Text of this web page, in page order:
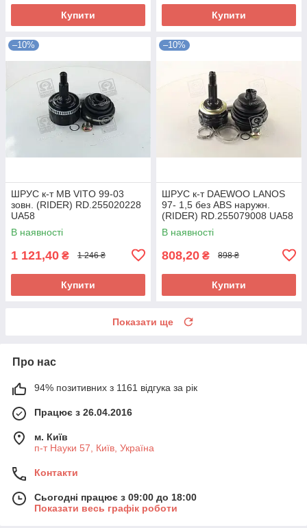
Купити Купити
–10%
ШРУС к-т MB VITO 99-03
зовн. (RIDER) RD.255020228
UA58
В наявності
1 121,40 ₴ 1 246 ₴
Купити
–10%
ШРУС к-т DAEWOO LANOS
97- 1,5 без ABS наружн.
(RIDER) RD.255079008 UA58
В наявності
808,20 ₴ 898 ₴
Купити
Показати ще
Про нас
94% позитивних з 1161 відгука за рік
Працює з 26.04.2016
м. Київ
п-т Науки 57, Київ, Україна
Контакти
Сьогодні працює з 09:00 до 18:00
Показати весь графік роботи